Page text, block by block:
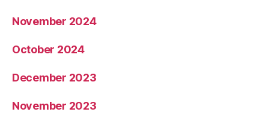
November 2024
October 2024
December 2023
November 2023